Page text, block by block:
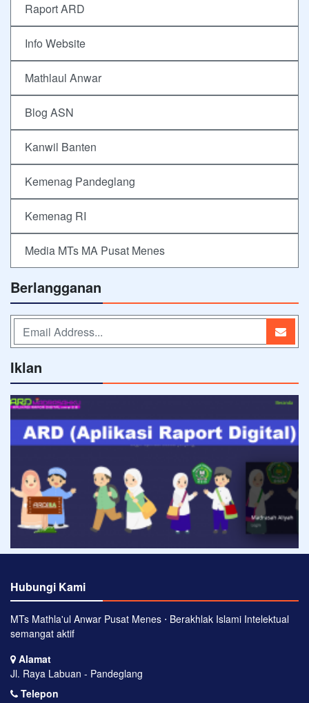
Raport ARD
Info Website
Mathlaul Anwar
Blog ASN
Kanwil Banten
Kemenag Pandeglang
Kemenag RI
Media MTs MA Pusat Menes
Berlangganan
Iklan
Hubungi Kami
MTs Mathla'ul Anwar Pusat Menes ⋅ Berakhlak Islami Intelektual
semangat aktif
Alamat
Jl. Raya Labuan - Pandeglang
Telepon